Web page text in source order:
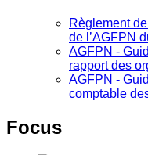
Règlement
de l’AGFPN
AGFPN ‐
rapport des
AGFPN ‐
comptable
Focus